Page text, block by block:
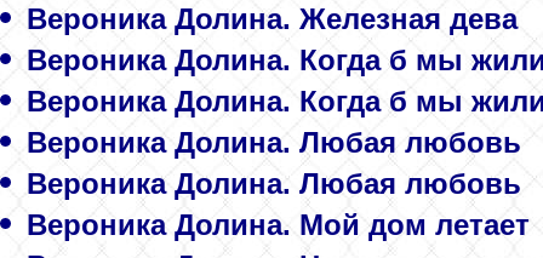
Вероника Долина. Железная дева
Вероника Долина. Когда б мы
Вероника Долина. Когда б мы
Вероника Долина. Любая любовь
Вероника Долина. Любая любовь
Вероника Долина. Мой дом летает